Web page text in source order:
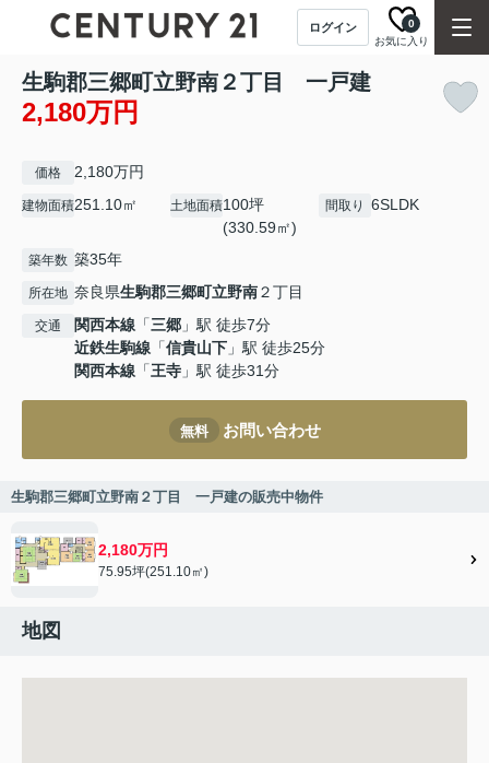
ログイン
お気に入り
0
生駒郡三郷町立野南２丁目 一戸建
2,180万円
価格 2,180万円
建物面積251.10㎡ 土地面積100坪
(330.59㎡)
間取り 6SLDK
築年数 築35年
所在地 奈良県生駒郡三郷町立野南２丁目
交通 関西本線 「三郷 」駅 徒歩7分
近鉄生駒線 「信貴山下 」駅 徒歩25分
関西本線 「王寺 」駅 徒歩31分
無料 お問い合わせ
生駒郡三郷町立野南２丁目 一戸建の販売中物件
2,180万円
75.95坪(251.10㎡)
地図